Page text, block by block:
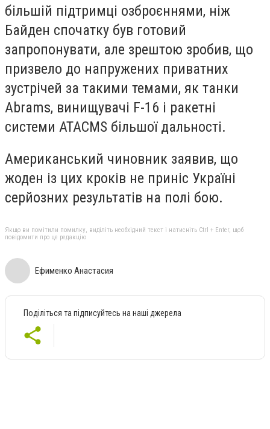
більшій підтримці озброєннями, ніж
Байден спочатку був готовий
запропонувати, але зрештою зробив, що
призвело до напружених приватних
зустрічей за такими темами, як танки
Abrams, винищувачі F-16 і ракетні
системи ATACMS більшої дальності.
Американський чиновник заявив, що
жоден із цих кроків не приніс Україні
серйозних результатів на полі бою.
Якщо ви помітили помилку, виділіть необхідний текст і натисніть Ctrl + Enter, щоб
повідомити про це редакцію
Ефименко Анастасия
Поділіться та підписуйтесь на наші джерела